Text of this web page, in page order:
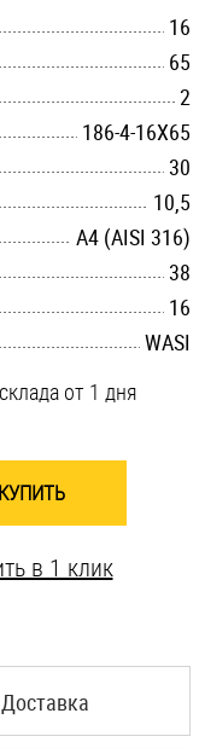
16
65
2
186-4-16X65
30
10,5
A4 (AISI 316)
38
16
WASI
от 1 дня
КУПИТЬ
в 1 клик
Доставка